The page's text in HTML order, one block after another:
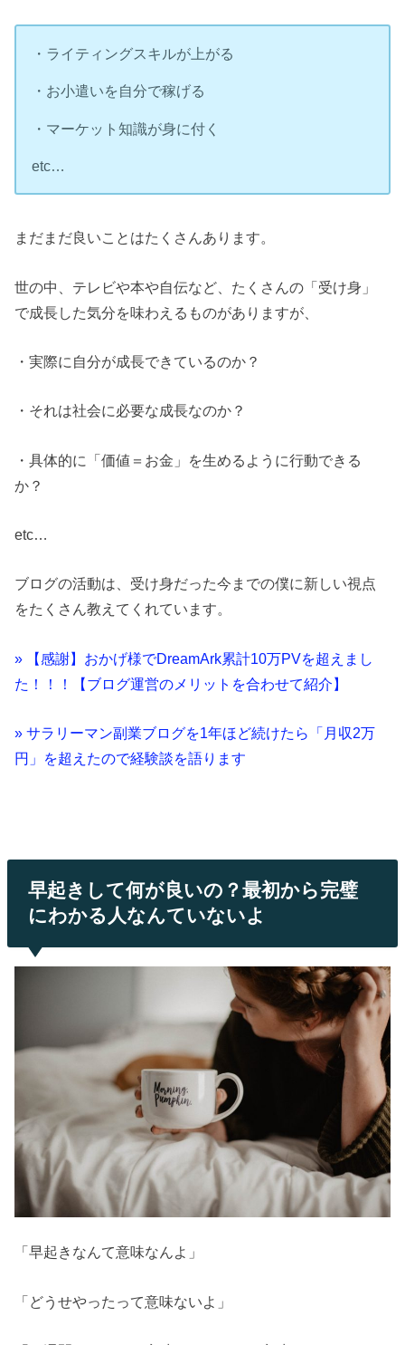
・ライティングスキルが上がる
・お小遣いを自分で稼げる
・マーケット知識が身に付く
etc…
まだまだ良いことはたくさんあります。
世の中、テレビや本や自伝など、たくさんの「受け身」
で成長した気分を味わえるものがありますが、
・実際に自分が成長できているのか？
・それは社会に必要な成長なのか？
・具体的に「価値＝お金」を生めるように行動できる
か？
etc…
ブログの活動は、受け身だった今までの僕に新しい視点
をたくさん教えてくれています。
» 【感謝】おかげ様でDreamArk累計10万PVを超えまし
た！！！【ブログ運営のメリットを合わせて紹介】
» サラリーマン副業ブログを1年ほど続けたら「月収2万
円」を超えたので経験談を語ります
早起きして何が良いの？最初から完璧
にわかる人なんていないよ
「早起きなんて意味なんよ」
「どうせやったって意味ないよ」